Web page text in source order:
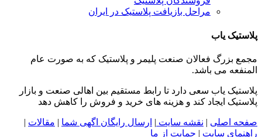
مراحل بازیافت پلاستیک در ایران
پلاستیک یاب
مجمع بزرگ فعالان صنعت پلیمر و پلاستیک که به صورت عام
المنفعه می باشد.
پلاستیک یاب سعی دارد تا رابط مستقیم بین اهالی صنعت و بازار
پلاستیک ایجاد کند و هزینه های خرید و فروش را کاهش دهد
صفحه اصلی | نقشه سایت | ارسال رایگان اگهی شما | مقالات |
راهنمای سایت | حمایت از ما